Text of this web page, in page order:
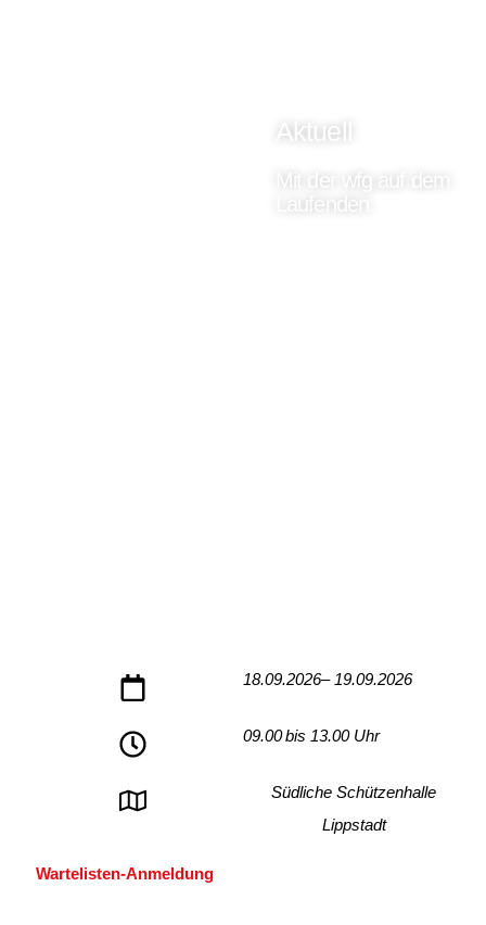
Aktuell
Mit der wfg auf dem
Laufenden.
18.09.2026– 19.09.2026
09.00bis 13.00 Uhr
Südliche Schützenhalle
Lippstadt
Wartelisten-Anmeldung